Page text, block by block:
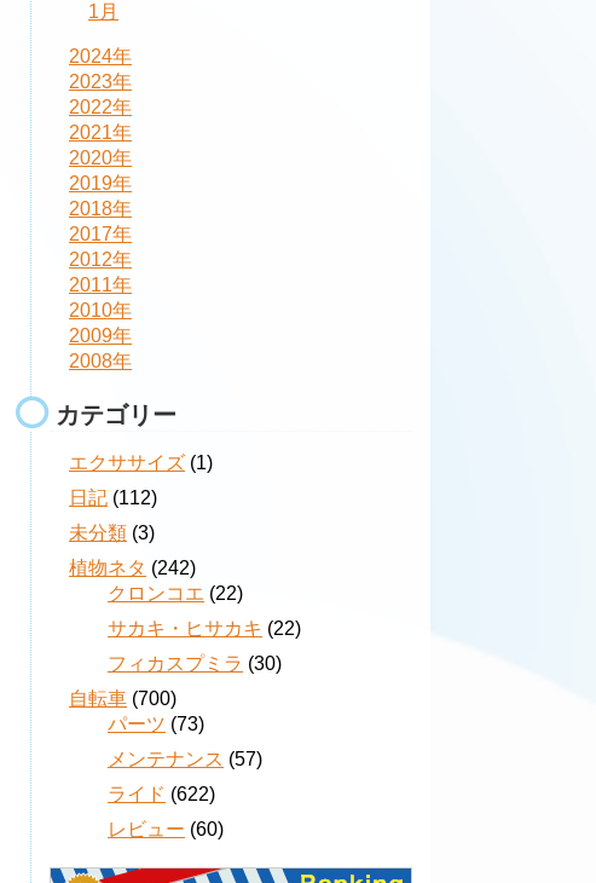
1月
2024年
2023年
2022年
2021年
2020年
2019年
2018年
2017年
2012年
2011年
2010年
2009年
2008年
カテゴリー
エクササイズ (1)
日記 (112)
未分類 (3)
植物ネタ (242)
クロンコエ (22)
サカキ・ヒサカキ (22)
フィカスプミラ (30)
自転車 (700)
パーツ (73)
メンテナンス (57)
ライド (622)
レビュー (60)